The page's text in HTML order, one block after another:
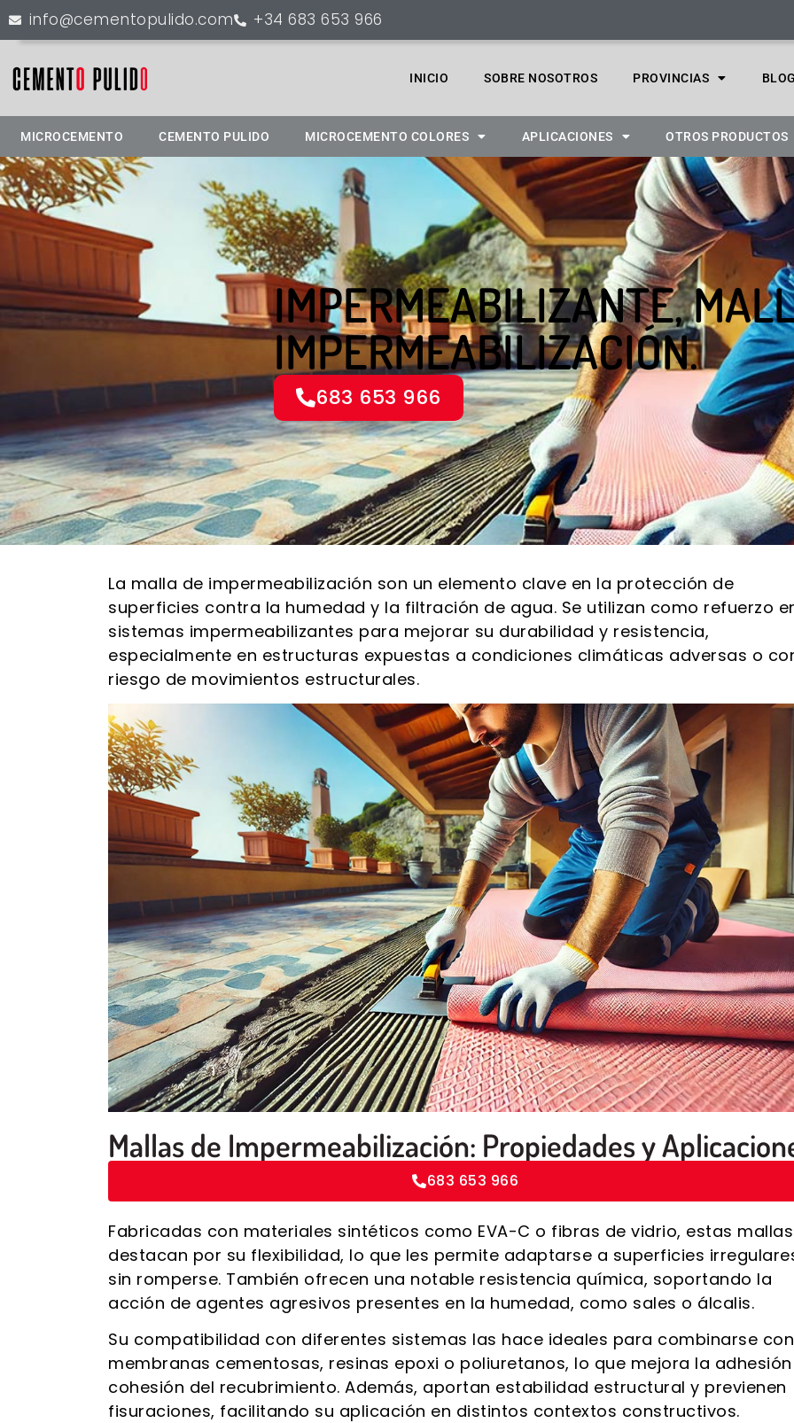
info@cementopulido.com +34 683 653 966
INICIO SOBRE NOSOTROS PROVINCIAS
MICROCEMENTO CEMENTO PULIDO MICROCEMENTO COLORES APLICACIONES OTROS PRODUCTOS
IMPERMEABILIZANTE,
IMPERMEABILIZACIÓN.
683 653 966
La malla de impermeabilización son un elemento clave en la protección de
superficies contra la humedad y la filtración de agua. Se utilizan como refuerzo
sistemas impermeabilizantes para mejorar su durabilidad y resistencia,
especialmente en estructuras expuestas a condiciones climáticas adversas o
riesgo de movimientos estructurales.
Mallas de Impermeabilización: Propiedades y
683 653 966
Fabricadas con materiales sintéticos como EVA-C o fibras de vidrio, estas mallas
destacan por su flexibilidad, lo que les permite adaptarse a superficies
sin romperse. También ofrecen una notable resistencia química, soportando la
acción de agentes agresivos presentes en la humedad, como sales o álcalis.
Su compatibilidad con diferentes sistemas las hace ideales para combinarse con
membranas cementosas, resinas epoxi o poliuretanos, lo que mejora la
cohesión del recubrimiento. Además, aportan estabilidad estructural y previenen
fisuraciones, facilitando su aplicación en distintos contextos constructivos.